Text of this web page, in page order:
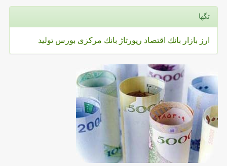
تگها
ارز بازار بانك اقتصاد رپورتاژ بانك مركزی بورس تولید